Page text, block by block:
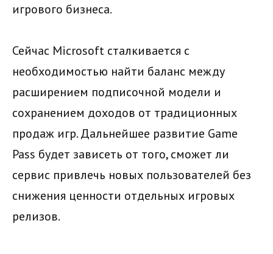
игрового бизнеса.
Сейчас Microsoft сталкивается с
необходимостью найти баланс между
расширением подписочной модели и
сохранением доходов от традиционных
продаж игр. Дальнейшее развитие Game
Pass будет зависеть от того, сможет ли
сервис привлечь новых пользователей без
снижения ценности отдельных игровых
релизов.